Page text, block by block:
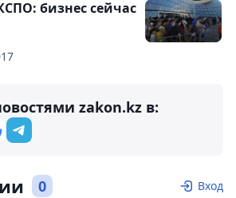
бизнес сейчас
zakon.kz в:
0 Вход